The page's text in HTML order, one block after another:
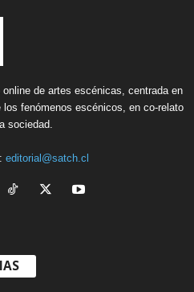
de artes escénicas, centrada en
fenómenos escénicos, en co-relato
sociedad.
editorial@satch.cl